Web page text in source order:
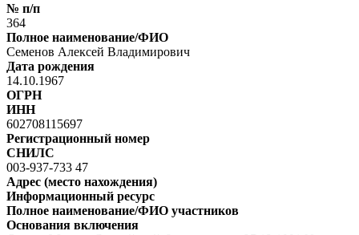
№ п/п
364
Полное наименование/ФИО
Семенов Алексей Владимирович
Дата рождения
14.10.1967
ОГРН
ИНН
602708115697
Регистрационный номер
СНИЛС
003-937-733 47
Адрес (место нахождения)
Информационный ресурс
Полное наименование/ФИО участников
Основания включения